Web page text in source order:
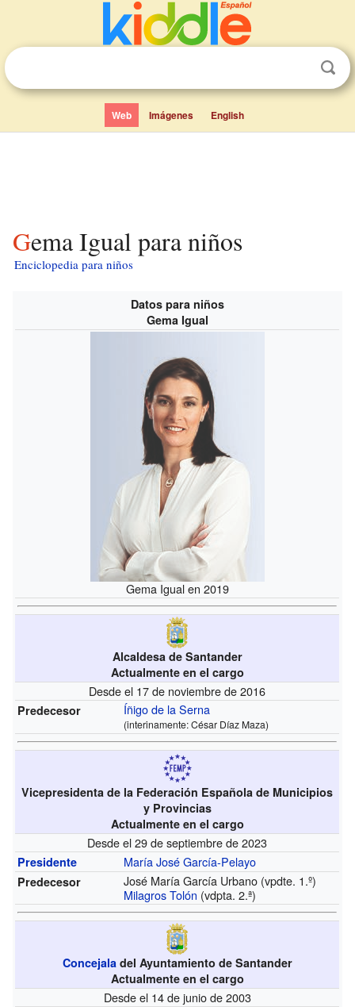
Web Imágenes English
Gema Igual para niños
Enciclopedia para niños
Datos para niños
Gema Igual
Gema Igual en 2019
Alcaldesa de Santander
Actualmente en el cargo
Desde el 17 de noviembre de 2016
Predecesor Íñigo de la Serna
(interinamente: César Díaz Maza)
Vicepresidenta de la Federación Española de Municipios
y Provincias
Actualmente en el cargo
Desde el 29 de septiembre de 2023
Presidente María José García-Pelayo
Predecesor
José María García Urbano (vpdte. 1.º)
Milagros Tolón (vdpta. 2.ª)
Concejala del Ayuntamiento de Santander
Actualmente en el cargo
Desde el 14 de junio de 2003